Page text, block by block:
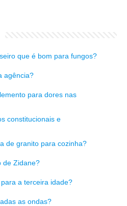
que é bom para fungos?
agência?
para dores nas
constitucionais e
de granito para cozinha?
de Zidane?
a terceira idade?
as ondas?